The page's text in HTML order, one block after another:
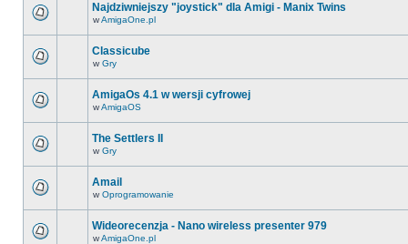
Najdziwniejszy "joystick" dla Amigi - Manix Twins
wAmigaOne.pl
Classicube
w Gry
AmigaOs 4.1 w wersji cyfrowej
wAmigaOS
The Settlers II
w Gry
Amail
w Oprogramowanie
Wideorecenzja - Nano wireless presenter 979
wAmigaOne.pl